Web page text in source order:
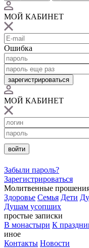
МОЙ КАБИНЕТ
Ошибка
зарегистрироваться
МОЙ КАБИНЕТ
войти
Забыли пароль?
Зарегистрироваться
Молитвенные
Здоровье Семья Дети
Душам усопших
простые записки
В монастыри К
иное
Контакты Новости